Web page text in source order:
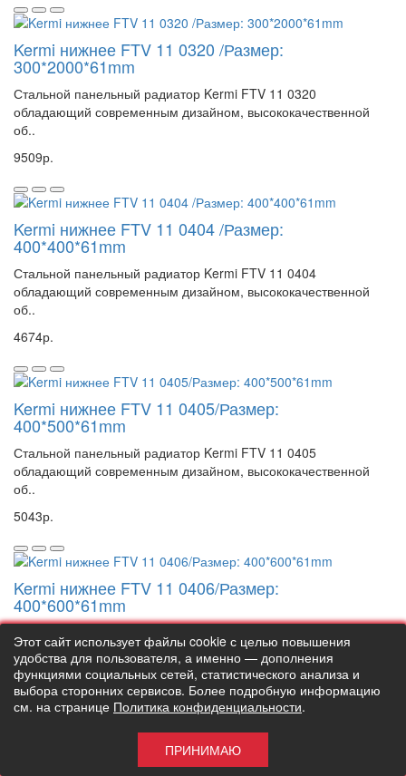
Kermi нижнее FTV 11 0320 /Размер:
300*2000*61mm
Стальной панельный радиатор Kermi FTV 11 0320
обладающий современным дизайном, высококачественной
об..
9509р.
Kermi нижнее FTV 11 0404 /Размер:
400*400*61mm
Стальной панельный радиатор Kermi FTV 11 0404
обладающий современным дизайном, высококачественной
об..
4674р.
Kermi нижнее FTV 11 0405/Размер:
400*500*61mm
Стальной панельный радиатор Kermi FTV 11 0405
обладающий современным дизайном, высококачественной
об..
5043р.
Kermi нижнее FTV 11 0406/Размер:
400*600*61mm
Стальной панельный радиатор Kermi FTV 11 0406
обладающий современным дизайном, высококачественной
об..
5413р.
Kermi нижнее FTV 11 0407/Размер:
Этот сайт использует файлы cookie с целью повышения
удобства для пользователя, а именно — дополнения
функциями социальных сетей, статистического анализа и
выбора сторонних сервисов. Более подробную информацию
см. на странице Политика конфиденциальности.
ПРИНИМАЮ